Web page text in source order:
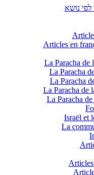
נושא
La Paracha de
La Paracha
La Paracha
La Paracha de
La Paracha
Israël et
La